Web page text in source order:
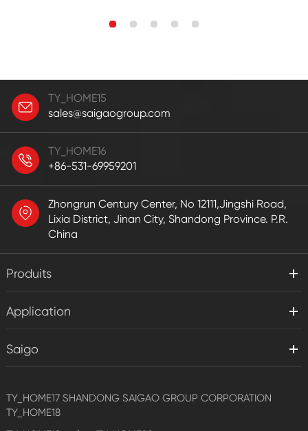
TY_HOME15
sales@saigaogroup.com
TY_HOME16
+86-531-69959201
Zhongrun Century Center, No 12111,Jingshi Road,
Lixia District, Jinan City, Shandong Province. P.R.
China
Produits
Application
Saigo
TY_HOME17 SHANDONG SAIGAO GROUP CORPORATION
TY_HOME18